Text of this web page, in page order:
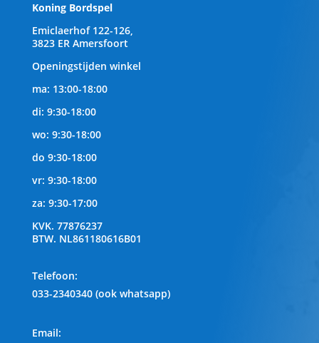
Koning Bordspel
Emiclaerhof 122-126,
3823 ER Amersfoort
Openingstijden winkel
ma: 13:00-18:00
di: 9:30-18:00
wo: 9:30-18:00
do 9:30-18:00
vr: 9:30-18:00
za: 9:30-17:00
KVK. 77876237
BTW. NL861180616B01
Telefoon:
033-2340340 (ook whatsapp)
Email: